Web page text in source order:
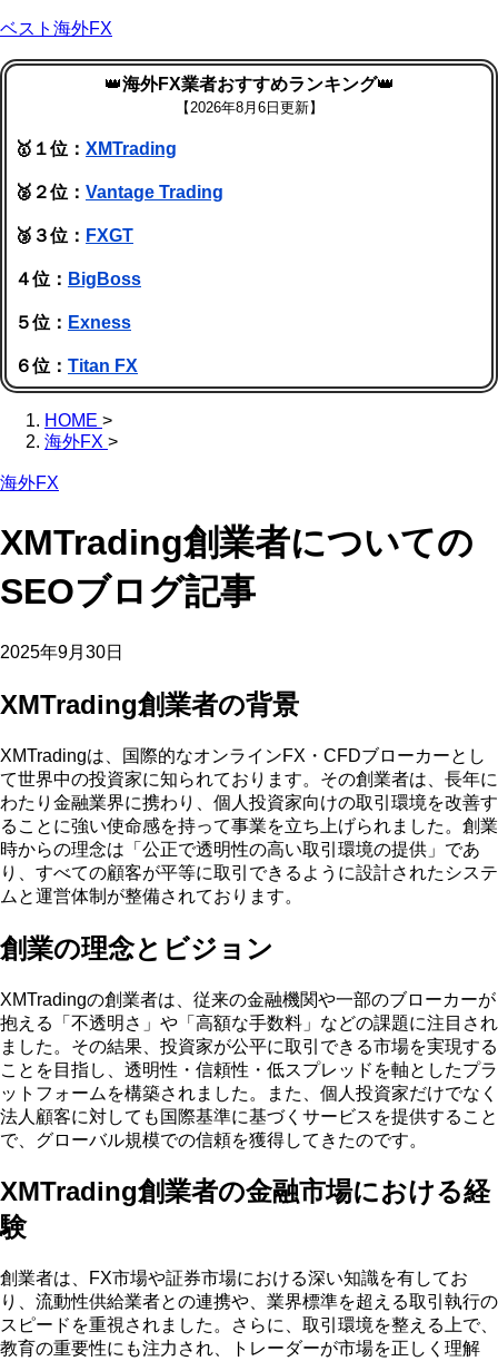
ベスト海外FX
👑海外FX業者おすすめランキング👑
【2026年8月6日更新】
🥇１位： XMTrading
🥈２位： Vantage Trading
🥉３位： FXGT
４位： BigBoss
５位： Exness
６位： Titan FX
HOME >
海外FX >
海外FX
XMTrading創業者についての
SEOブログ記事
2025年9月30日
XMTrading創業者の背景
XMTradingは、国際的なオンラインFX・CFDブローカーとし
て世界中の投資家に知られております。その創業者は、長年に
わたり金融業界に携わり、個人投資家向けの取引環境を改善す
ることに強い使命感を持って事業を立ち上げられました。創業
時からの理念は「公正で透明性の高い取引環境の提供」であ
り、すべての顧客が平等に取引できるように設計されたシステ
ムと運営体制が整備されております。
創業の理念とビジョン
XMTradingの創業者は、従来の金融機関や一部のブローカーが
抱える「不透明さ」や「高額な手数料」などの課題に注目され
ました。その結果、投資家が公平に取引できる市場を実現する
ことを目指し、透明性・信頼性・低スプレッドを軸としたプラ
ットフォームを構築されました。また、個人投資家だけでなく
法人顧客に対しても国際基準に基づくサービスを提供すること
で、グローバル規模での信頼を獲得してきたのです。
XMTrading創業者の金融市場における経
験
創業者は、FX市場や証券市場における深い知識を有してお
り、流動性供給業者との連携や、業界標準を超える取引執行の
スピードを重視されました。さらに、取引環境を整える上で、
教育の重要性にも注力され、トレーダーが市場を正しく理解